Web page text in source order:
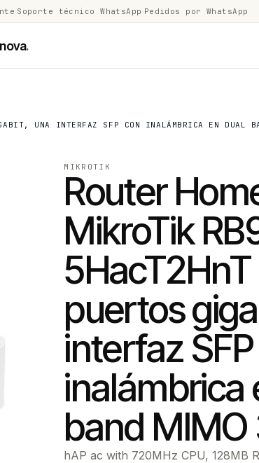
Soporte técnico WhatsApp Pedidos por WhatsApp
.
UNA INTERFAZ SFP CON INALÁMBRICA EN DUAL
MIKROTIK
Router
MikroTik
puertos
interfaz
inalámbrica
band
hAP ac with 720MHz CPU, 128MB